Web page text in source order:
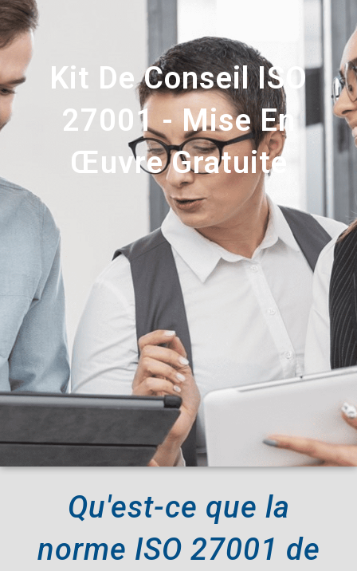
Kit De Conseil ISO
27001 - Mise En
Œuvre Gratuite
Qu'est-ce que la
norme ISO 27001 de